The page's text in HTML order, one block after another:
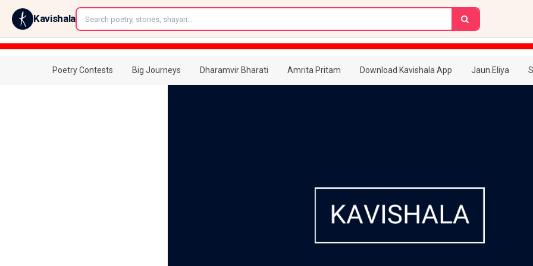
Kavishala
Poetry Contests Big Journeys Dharamvir Bharati Amrita Pritam Download Kavishala App Jaun.Eliya